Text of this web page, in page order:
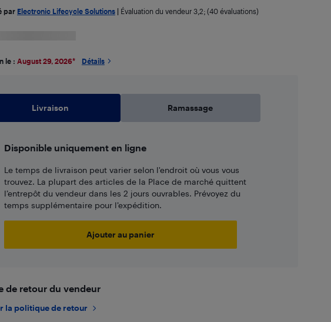
par Electronic Lifecycle Solutions| Évaluation du vendeur 3,2; (40 évaluations)
le : August 29, 2026* Détails
Livraison Ramassage
Disponible uniquement en ligne
Le temps de livraison peut varier selon l'endroit où vous vous
trouvez. La plupart des articles de la Place de marché quittent
l’entrepôt du vendeur dans les 2 jours ouvrables. Prévoyez du
temps supplémentaire pour l’expédition.
Ajouter au panier
de retour du vendeur
la politique de retour